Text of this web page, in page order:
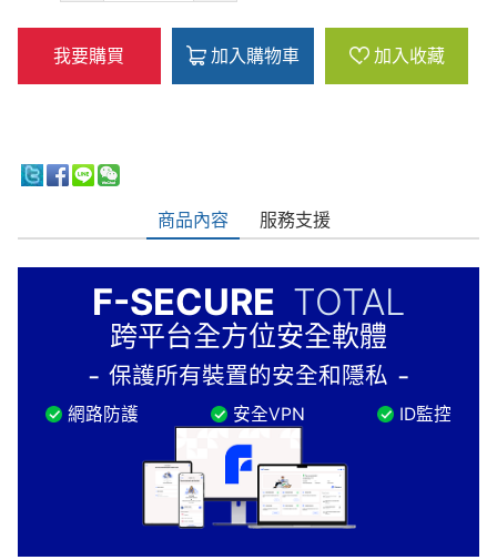
我要購買 加入購物車 加入收藏
商品內容 服務支援
F-SECURE TOTAL
跨平台全方位安全軟體
保護所有裝置的安全和隱私
網路防護 安全VPN ID監控